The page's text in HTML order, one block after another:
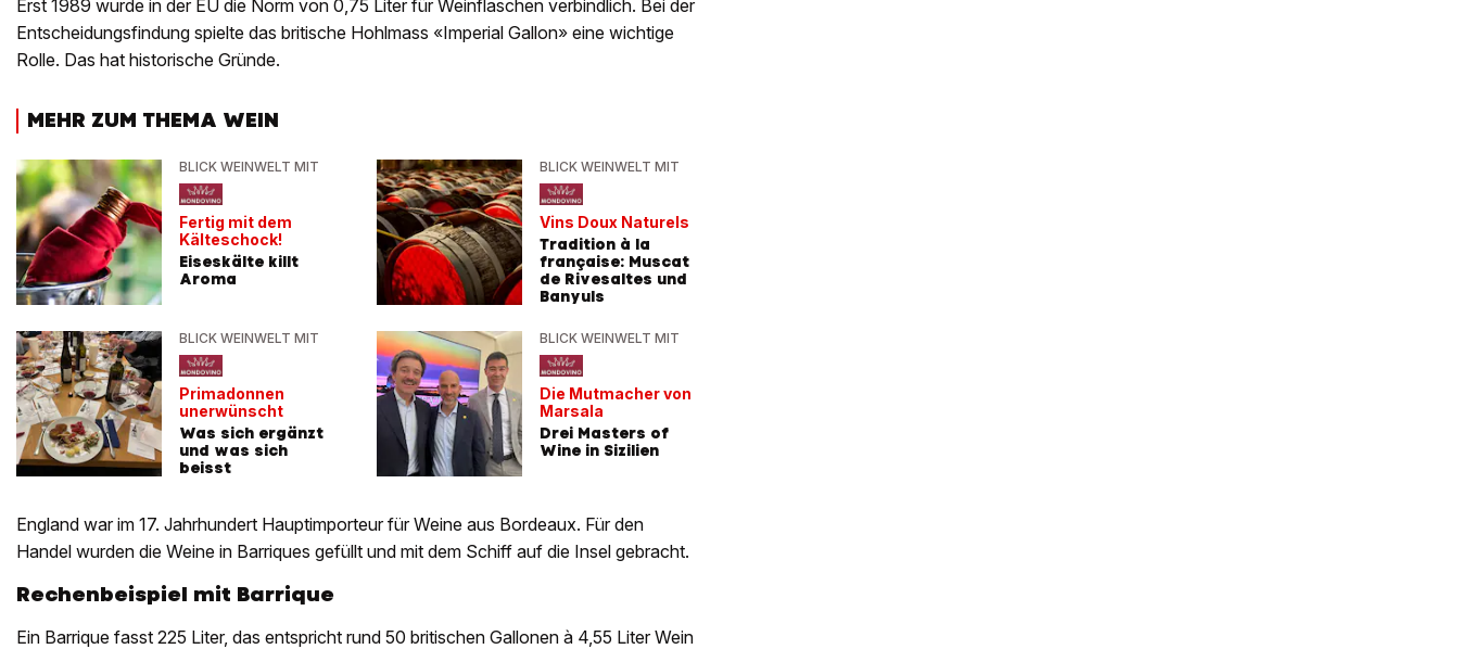
Erst 1989 wurde in der EU die Norm von 0,75 Liter für Weinflaschen verbindlich. Bei der
Entscheidungsfindung spielte das britische Hohlmass «Imperial Gallon» eine wichtige
Rolle. Das hat historische Gründe.
MEHR ZUM THEMA WEIN
BLICK WEINWELT MIT
Fertig mit dem
Kälteschock!
Eiseskälte killt
Aroma
BLICK WEINWELT MIT
Primadonnen
unerwünscht
Was sich ergänzt
und was sich
beisst
BLICK WEINWELT MIT
Vins Doux Naturels
Tradition à la
française: Muscat
de Rivesaltes und
Banyuls
BLICK WEINWELT MIT
Die Mutmacher von
Marsala
Drei Masters of
Wine in Sizilien
England war im 17. Jahrhundert Hauptimporteur für Weine aus Bordeaux. Für den
Handel wurden die Weine in Barriques gefüllt und mit dem Schiff auf die Insel gebracht.
Rechenbeispiel mit Barrique
Ein Barrique fasst 225 Liter, das entspricht rund 50 britischen Gallonen à 4,55 Liter Wein